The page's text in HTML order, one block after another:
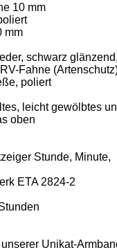
10 mm
mm
schwarz glänzend,
Fahne
poliert
leicht gewölbtes
oben
Stunde, Minute,
ETA 2824-2
Unikat-